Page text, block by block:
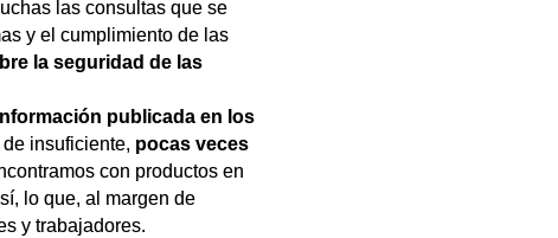
las consultas que se
y el cumplimiento de las
la seguridad de las
publicada en los
insuficiente, pocas veces
con productos en
lo que, al margen de
y trabajadores.